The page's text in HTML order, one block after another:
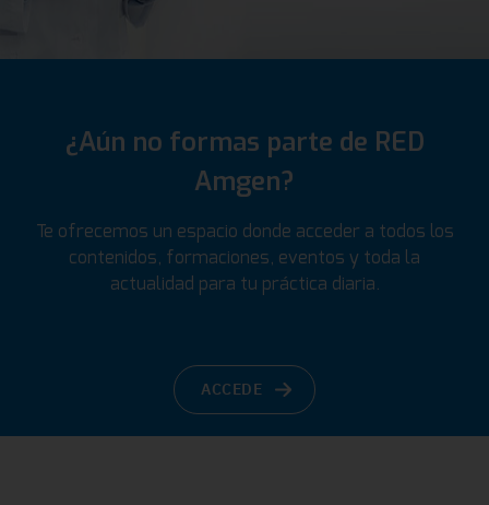
¿Aún no formas parte de RED
Amgen?
Te ofrecemos un espacio donde acceder a todos los
contenidos, formaciones, eventos y toda la
actualidad para tu práctica diaria.
ACCEDE